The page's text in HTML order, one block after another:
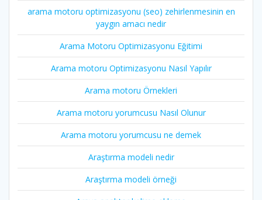
arama motoru optimizasyonu (seo) zehirlenmesinin en
yaygın amacı nedir
Arama Motoru Optimizasyonu Eğitimi
Arama motoru Optimizasyonu Nasıl Yapılır
Arama motoru Örnekleri
Arama motoru yorumcusu Nasıl Olunur
Arama motoru yorumcusu ne demek
Araştırma modeli nedir
Araştırma modeli örneği